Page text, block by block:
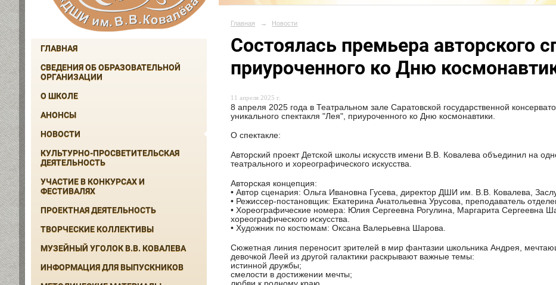
ГЛАВНАЯ
СВЕДЕНИЯ ОБ ОБРАЗОВАТЕЛЬНОЙ
ОРГАНИЗАЦИИ
О ШКОЛЕ
АНОНСЫ
НОВОСТИ
КУЛЬТУРНО-ПРОСВЕТИТЕЛЬСКАЯ
ДЕЯТЕЛЬНОСТЬ
УЧАСТИЕ В КОНКУРСАХ И
ФЕСТИВАЛЯХ
ПРОЕКТНАЯ ДЕЯТЕЛЬНОСТЬ
ТВОРЧЕСКИЕ КОЛЛЕКТИВЫ
МУЗЕЙНЫЙ УГОЛОК В.В. КОВАЛЕВА
ИНФОРМАЦИЯ ДЛЯ ВЫПУСКНИКОВ
Главная → Новости
Cостоялась премьера авторского
приуроченного ко Дню
11 апреля 2025 г.
8 апреля 2025 года в Театральном зале Саратовской государственной
уникального спектакля "Лея", приуроченного ко Дню космонавтики.
О спектакле:
Авторский проект Детской школы искусств имени В.В. Ковалева объединил на
театрального и хореографического искусства.
Авторская концепция:
• Автор сценария: Ольга Ивановна Гусева, директор ДШИ им. В.В. Ковалева,
• Режиссер-постановщик: Екатерина Анатольевна Урусова, преподаватель
• Хореографические номера: Юлия Сергеевна Рогулина, Маргарита Сергеевна
хореографического искусства.
• Художник по костюмам: Оксана Валерьевна Шарова.
Сюжетная линия переносит зрителей в мир фантазии школьника Андрея,
девочкой Леей из другой галактики раскрывают важные темы:
истинной дружбы;
смелости в достижении мечты;